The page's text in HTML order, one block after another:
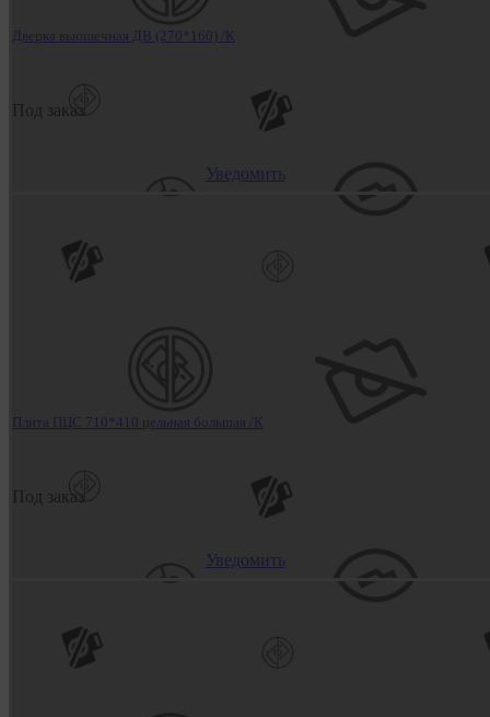
Дверка вьюшечная ДВ (270*160) /К
Под заказ
Уведомить
Плита ПЦС 710*410 цельная большая /К
Под заказ
Уведомить